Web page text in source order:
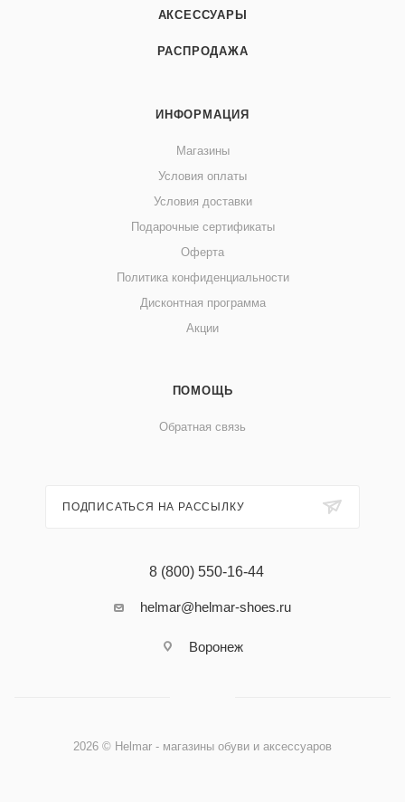
АКСЕССУАРЫ
РАСПРОДАЖА
ИНФОРМАЦИЯ
Магазины
Условия оплаты
Условия доставки
Подарочные сертификаты
Оферта
Политика конфиденциальности
Дисконтная программа
Акции
ПОМОЩЬ
Обратная связь
ПОДПИСАТЬСЯ НА РАССЫЛКУ
8 (800) 550-16-44
helmar@helmar-shoes.ru
Воронеж
2026 © Helmar - магазины обуви и аксессуаров